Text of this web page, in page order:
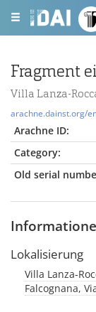
Fragment
Villa Lanza-
arachne.dainst.org/
Arachne ID:
Category:
Old serial
Lokalisierung
Villa Lanza-
Falcognana,